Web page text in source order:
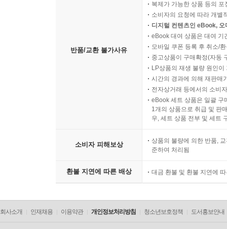
반품/교환 불가사유
복제가 가능한 상품 등의
소비자의 요청에 따라 개별
디지털 컨텐츠인 eBook,
eBook 대여 상품은 대여 기
모바일 쿠폰 등록 후 취소/
중고상품이 구매확정(자동
LP상품의 재생 불량 원인
시간의 경과에 의해 재판매
전자상거래 등에서의 소비
eBook 세트 상품은 일괄 구
1개의 상품으로 취급 및 판
우, 세트 상품 전부 및 세트
소비자 피해보상
상품의 불량에 의한 반품,
준하여 처리됨
환불 지연에 따른 배상 대금 환불 및 환불 지연에
회사소개 인재채용 이용약관 개인정보처리방침 청소년보호정책 도서홍보안내